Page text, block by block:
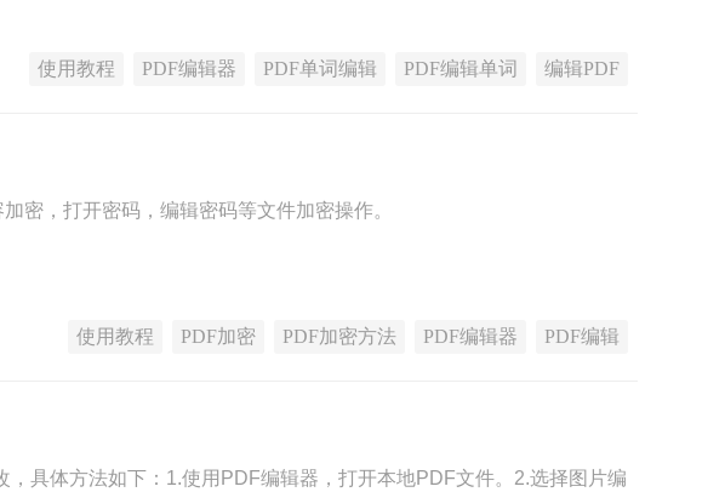
使用教程 PDF编辑器 PDF单词编辑 PDF编辑单词 编辑PDF
密，打开密码，编辑密码等文件加密操作。
使用教程 PDF加密 PDF加密方法 PDF编辑器 PDF编辑
具体方法如下：1.使用PDF编辑器，打开本地PDF文件。2.选择图片编